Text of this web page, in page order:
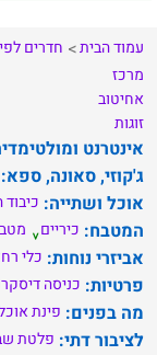
עמוד הבית
חדרים
מרכז
אחיטוב
זוגות
אינטרנט
ג'קוזי, סאונה, ספא:
אוכל ושתייה:
המטבח: כיריים
אביזרי נוחות: כלי
פרטיות: כניסה
מה בפנים: פינת
לציבור דתי: פלטת